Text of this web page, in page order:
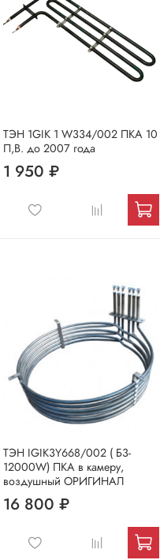
ТЭН 1GIK 1 W334/002 ПКА 10
П,В. до 2007 года
1 950 ₽
ТЭН IGIK3Y668/002 ( Б3-
12000W) ПКА в камеру,
воздушный ОРИГИНАЛ
16 800 ₽